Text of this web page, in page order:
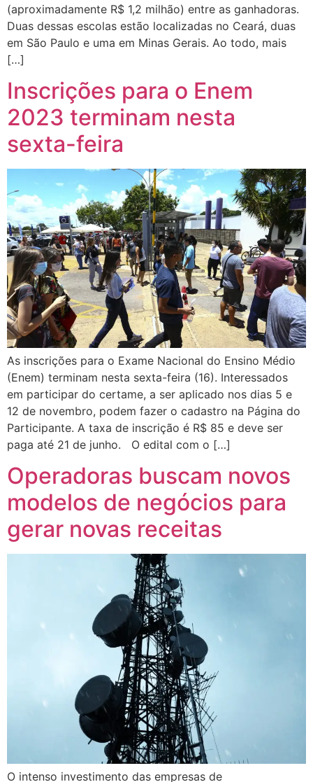
(aproximadamente R$ 1,2 milhão) entre as ganhadoras.
Duas dessas escolas estão localizadas no Ceará, duas
em São Paulo e uma em Minas Gerais. Ao todo, mais
[…]
Inscrições para o Enem
2023 terminam nesta
sexta-feira
As inscrições para o Exame Nacional do Ensino Médio
(Enem) terminam nesta sexta-feira (16). Interessados
em participar do certame, a ser aplicado nos dias 5 e
12 de novembro, podem fazer o cadastro na Página do
Participante. A taxa de inscrição é R$ 85 e deve ser
paga até 21 de junho. O edital com o […]
Operadoras buscam novos
modelos de negócios para
gerar novas receitas
O intenso investimento das empresas de